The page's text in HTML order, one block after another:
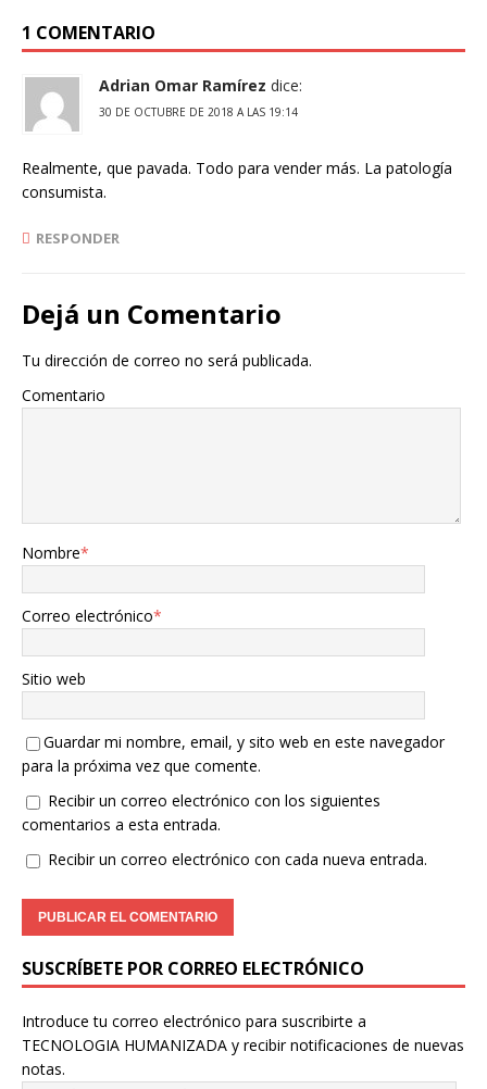
1 COMENTARIO
Adrian Omar Ramírez dice:
30 DE OCTUBRE DE 2018 A LAS 19:14
Realmente, que pavada. Todo para vender más. La patología
consumista.
RESPONDER
Dejá un Comentario
Tu dirección de correo no será publicada.
Comentario
Nombre*
Correo electrónico*
Sitio web
Guardar mi nombre, email, y sito web en este navegador
para la próxima vez que comente.
Recibir un correo electrónico con los siguientes
comentarios a esta entrada.
Recibir un correo electrónico con cada nueva entrada.
SUSCRÍBETE POR CORREO ELECTRÓNICO
Introduce tu correo electrónico para suscribirte a
TECNOLOGIA HUMANIZADA y recibir notificaciones de nuevas
notas.